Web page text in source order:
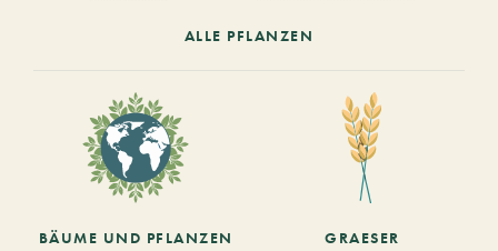
ALLE PFLANZEN
BÄUME UND PFLANZEN
GRAESER